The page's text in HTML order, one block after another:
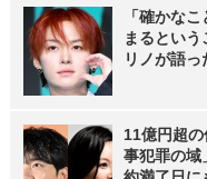
「確かな
まるとい
リノが語
11億円超
事犯罪の